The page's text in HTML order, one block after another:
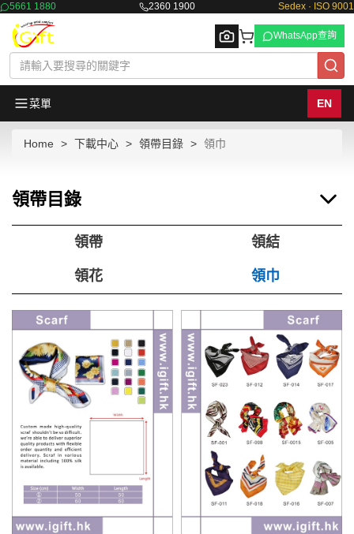
5661 1880 2360 1900 Sedex · ISO 9001
Browse
WhatsApp查詢
菜單 EN
Home 下載中心 領帶目錄 領巾
領帶目錄
領帶 領結
領花 領巾